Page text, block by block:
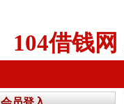
104借钱网